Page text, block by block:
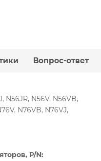
Вопрос-ответ
N56JR, N56V, N56VB,
N76VB, N76VJ,
P/N: